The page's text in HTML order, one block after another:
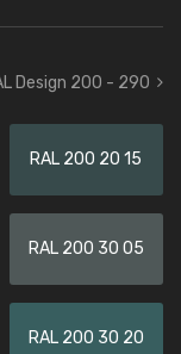
Design 200 - 290
RAL 200 20 15
RAL 200 30 05
RAL 200 30 20